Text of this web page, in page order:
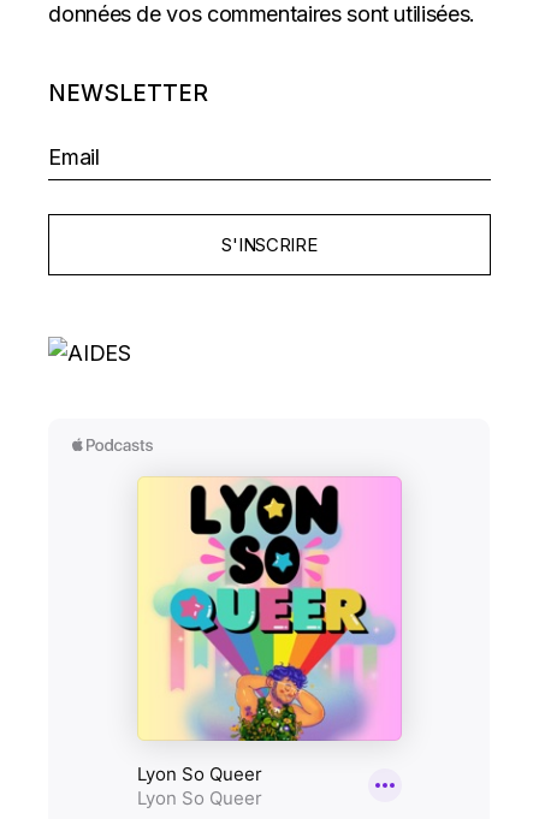
données de vos commentaires sont utilisées.
NEWSLETTER
S'INSCRIRE